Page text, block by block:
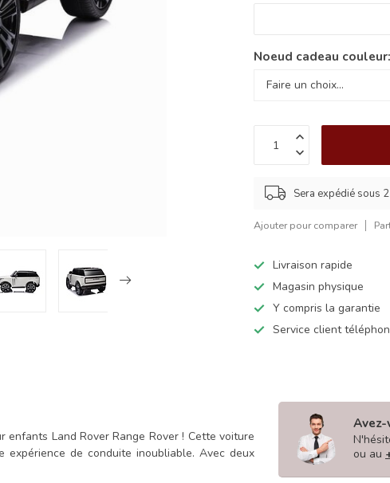
Noeud cadeau couleur:
Sera expédié sous
Ajouter pour comparer
Livraison rapide
Magasin physique
Y compris la garantie
Service client
Land Rover Range Rover ! Cette voiture
de conduite inoubliable. Avec deux
ou au